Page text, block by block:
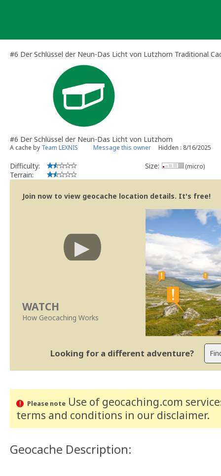
#6 Der Schlüssel der Neun-Das Licht von Lutzhorn Traditional
#6 Der Schlüssel der Neun-Das Licht von Lutzhorn
A cache by Team LEXNIS Message this owner Hidden : 8/16/2025
Difficulty:
Terrain:
Size: (micro)
Join now to view geocache location details. It's free!
WATCH
How Geocaching Works
Looking for a different adventure?
Please noteUse of geocaching.com
terms and conditions in our disclaimer.
Geocache Description: